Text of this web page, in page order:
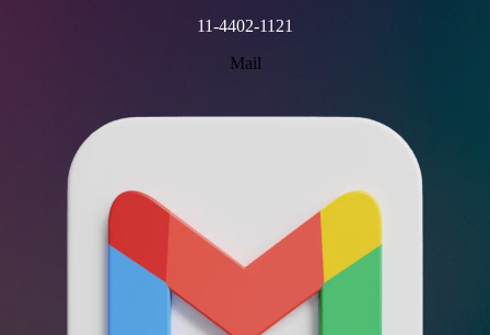
11-4402-1121
Mail